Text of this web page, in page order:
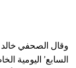
وقال الصحفي
السابع’ اليومية